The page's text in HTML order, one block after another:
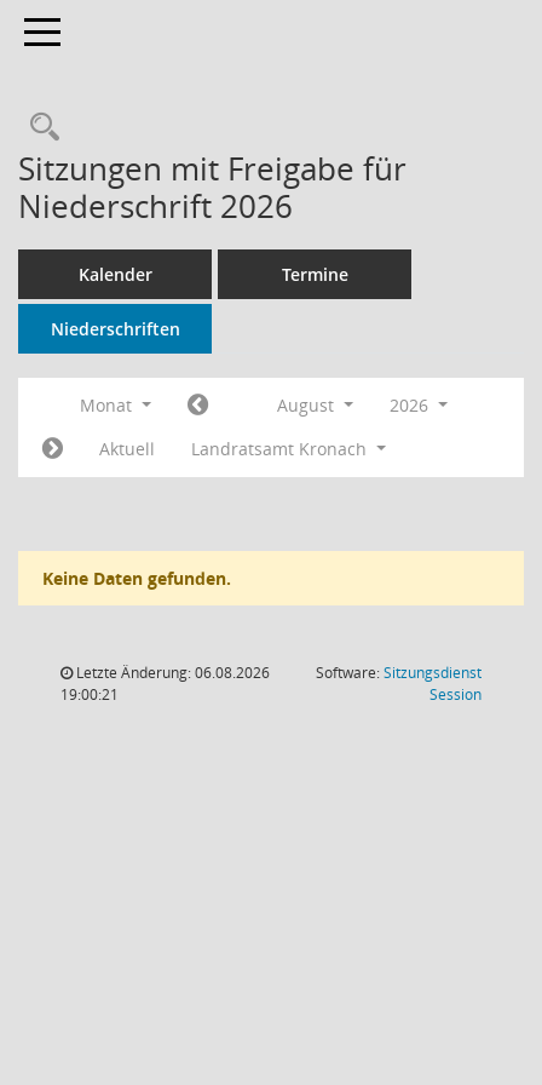
Toggle navigation
Rechercheauswahl
Sitzungen mit Freigabe für
Niederschrift 2026
Kalender Termine
Niederschriften
Monat August
2026
Aktuell
Landratsamt Kronach
Keine Daten gefunden.
Letzte Änderung: 06.08.2026
19:00:21
Software:Sitzungsdienst
Session(Wird in